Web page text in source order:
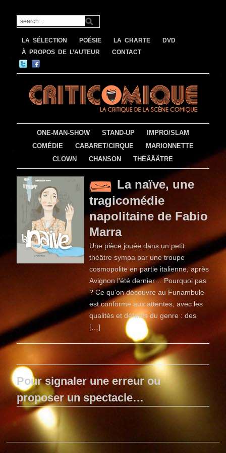
LA SÉLECTION POÉSIE LA CHARTE
DVD
À PROPOS DE L’AUTEUR
CONTACT
ONE-MAN-SHOW STAND-UP
IMPRO/SLAM
COMÉDIE
CABARET/CIRQUE
MARIONNETTE
CLOWN
CHANSON THÉÂÂÂTRE
La naïve, une
tragicomédie
napolitaine de Fabio
Marra
Une pièce jouée dans un petit
théâtre sympa par une troupe
cosmopolite en partie italienne, après
Avignon l’été dernier… Pourquoi pas
? Ce qu’on découvre au Funambule
est conforme aux attentes, avec les
qualités et défauts du genre : des
[…]
Pour signaler une erreur ou
proposer un spectacle…